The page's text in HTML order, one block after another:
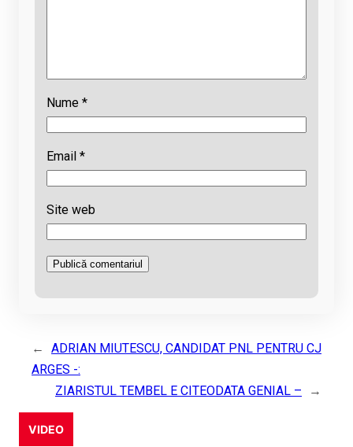
Nume *
Email *
Site web
←
ADRIAN MIUTESCU, CANDIDAT PNL PENTRU CJ
ARGES -:
ZIARISTUL TEMBEL E CITEODATA GENIAL –
→
VIDEO